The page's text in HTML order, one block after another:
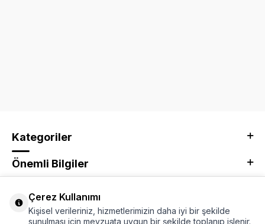
Kategoriler
Önemli Bilgiler
Adres & İletişim
Çerez Kullanımı
Kişisel verileriniz, hizmetlerimizin daha iyi bir şekilde
sunulması için mevzuata uygun bir şekilde toplanıp işlenir.